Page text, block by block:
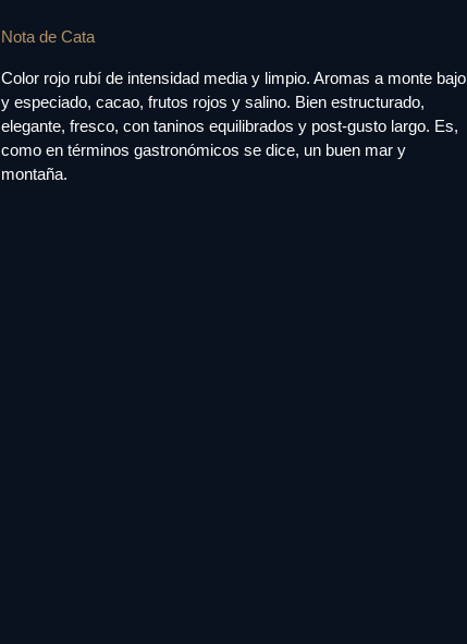
Nota de Cata
Color rojo rubí de intensidad media y limpio. Aromas a monte bajo
y especiado, cacao, frutos rojos y salino. Bien estructurado,
elegante, fresco, con taninos equilibrados y post-gusto largo. Es,
como en términos gastronómicos se dice, un buen mar y
montaña.